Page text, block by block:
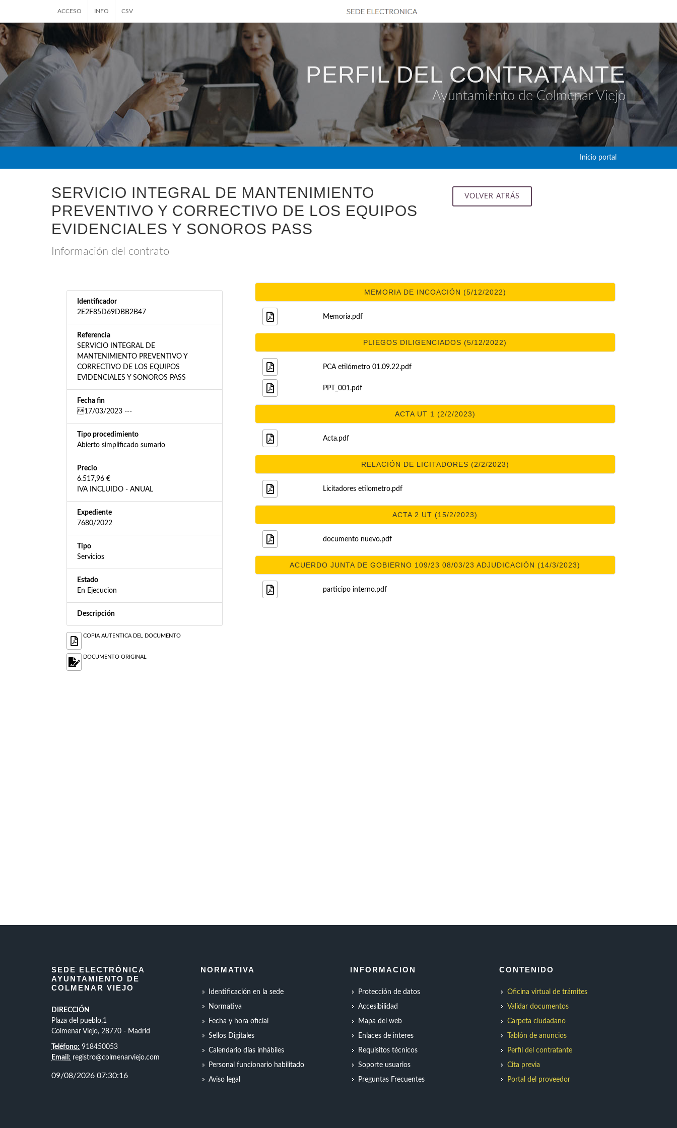
ACCESO INFO CSV
PERFIL DEL CONTRATANTE
Ayuntamiento de Colmenar Viejo
Inicio portal
SERVICIO INTEGRAL DE MANTENIMIENTO
PREVENTIVO Y CORRECTIVO DE LOS EQUIPOS
EVIDENCIALES Y SONOROS PASS
Información del contrato
VOLVER ATRÁS
Identificador
2E2F85D69DBB2B47
Referencia
SERVICIO INTEGRAL DE
MANTENIMIENTO PREVENTIVO Y
CORRECTIVO DE LOS EQUIPOS
EVIDENCIALES Y SONOROS PASS
Fecha fin
17/03/2023 ---
Tipo procedimiento
Abierto simplificado sumario
Precio
6.517,96 €
IVA INCLUIDO - ANUAL
Expediente
7680/2022
Tipo
Servicios
Estado
En Ejecucion
Descripción
COPIA AUTENTICA DEL DOCUMENTO
DOCUMENTO ORIGINAL
MEMORIA DE INCOACIÓN (5/12/2022)
Memoria.pdf
PLIEGOS DILIGENCIADOS (5/12/2022)
PCA etilómetro 01.09.22.pdf
PPT_001.pdf
ACTA UT 1 (2/2/2023)
Acta.pdf
RELACIÓN DE LICITADORES (2/2/2023)
Licitadores etilometro.pdf
ACTA 2 UT (15/2/2023)
documento nuevo.pdf
ACUERDO JUNTA DE GOBIERNO 109/23 08/03/23 ADJUDICACIÓN (14/3/2023)
participo interno.pdf
SEDE ELECTRÓNICA
AYUNTAMIENTO DE
COLMENAR VIEJO
DIRECCIÓN
Plaza del pueblo,1
Colmenar Viejo, 28770 - Madrid
Teléfono: 918450053
Email: registro@colmenarviejo.com
NORMATIVA
Identificación en la sede
Normativa
Fecha y hora oficial
Sellos Digitales
Calendario días inhábiles
Personal funcionario habilitado
Aviso legal
INFORMACION
Protección de datos
Accesibilidad
Mapa del web
Enlaces de interes
Requisitos técnicos
Soporte usuarios
Preguntas Frecuentes
CONTENIDO
Oficina virtual de trámites
Validar documentos
Carpeta ciudadano
Tablón de anuncios
Perfil del contratante
Cita previa
Portal del proveedor